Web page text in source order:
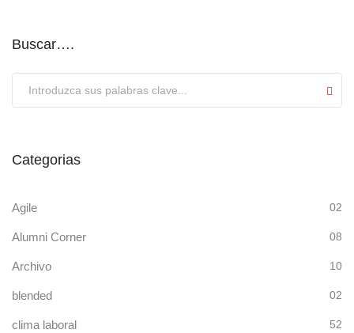
Buscar….
Categorias
Agile 02
Alumni Corner 08
Archivo 10
blended 02
clima laboral 52